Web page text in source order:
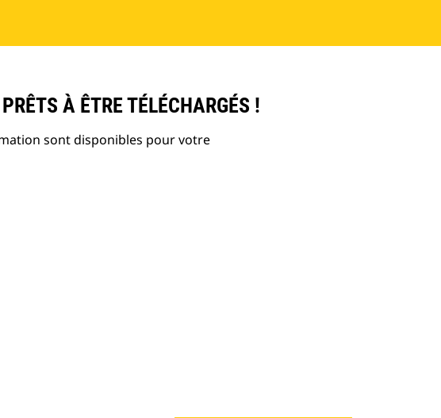
À ÊTRE TÉLÉCHARGÉS !
sont disponibles pour votre